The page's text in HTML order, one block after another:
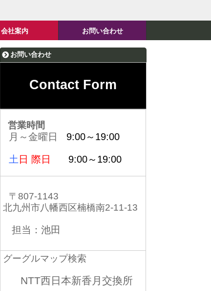
会社案内 お問い合わせ
お問い合わせ
Contact Form
営業時間
月～金曜日 9:00～19:00
土 日 際日 9:00～19:00
〒807-1143
北九州市八幡西区楠橋南2-11-13
担当：池田
グーグルマップ検索
NTT西日本新香月交換所